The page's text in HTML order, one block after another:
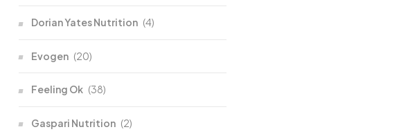
Dorian Yates Nutrition (4)
Evogen (20)
Feeling Ok (38)
Gaspari Nutrition (2)